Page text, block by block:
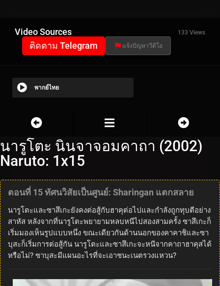
Video Sources 133 Views
ติดตาม Telegram แจ้งปัญหาวีดีโอ
พากย์ไทย
นารูโตะ นินจาจอมคาถา (2002)
Naruto: 1x15
ตอนที่ 15 ทัศนวิสัยเป็นศูนย์: Sharingan แตกสลาย
นารูโตะและซาสึเกะยังคงต่อสู้กับฮาคุต่อไปและกำลังถูกทุบตีอย่าง
สาหัส หลังจากที่นารูโตะพยายามหลบหนีไปสองสามครั้ง ซาสึเกะก็
เริ่มมองเห็นรูปแบบหนึ่ง ขณะเดียวกันด้านนอกของคาคาชิและซา
บุสะก็เริ่มการต่อสู้กัน นารูโตะและซาสึเกะจะหนีจากคาถาฮาคุสได้
หรือไม่? ซาบุสะมีแผนอะไรที่จะเอาชนะเนตรวงแหวน?